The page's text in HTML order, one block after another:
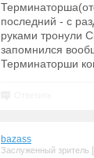
последний - с
руками тронули
запомнился
Терминаторши
bazass
Заслуженный зритель